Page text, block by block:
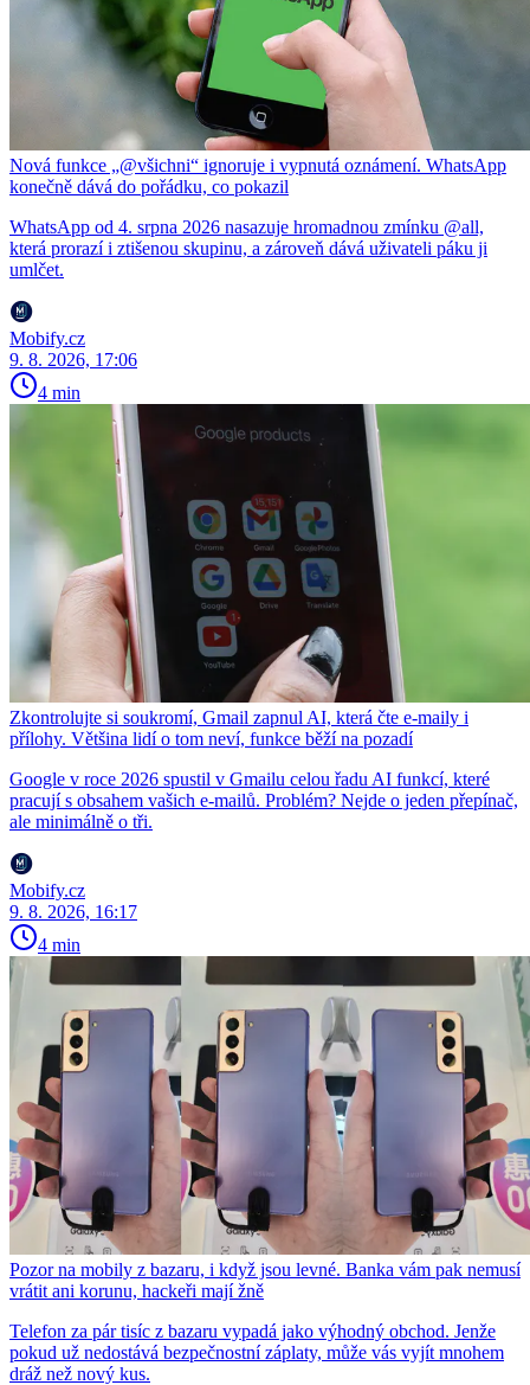
Nová funkce „@všichni“ ignoruje i vypnutá oznámení. WhatsApp
konečně dává do pořádku, co pokazil
WhatsApp od 4. srpna 2026 nasazuje hromadnou zmínku @all,
která prorazí i ztišenou skupinu, a zároveň dává uživateli páku ji
umlčet.
Mobify.cz
9. 8. 2026, 17:06
4 min
Zkontrolujte si soukromí, Gmail zapnul AI, která čte e-maily i
přílohy. Většina lidí o tom neví, funkce běží na pozadí
Google v roce 2026 spustil v Gmailu celou řadu AI funkcí, které
pracují s obsahem vašich e-mailů. Problém? Nejde o jeden přepínač,
ale minimálně o tři.
Mobify.cz
9. 8. 2026, 16:17
4 min
Pozor na mobily z bazaru, i když jsou levné. Banka vám pak nemusí
vrátit ani korunu, hackeři mají žně
Telefon za pár tisíc z bazaru vypadá jako výhodný obchod. Jenže
pokud už nedostává bezpečnostní záplaty, může vás vyjít mnohem
dráž než nový kus.